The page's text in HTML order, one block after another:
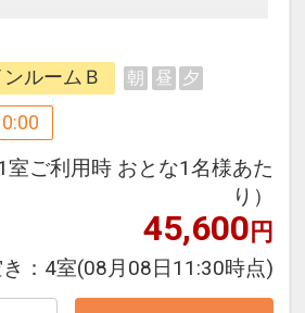
ン」と「朝食付プラン」
ます。
ラン」と「朝食付プラ
【食事条
確認のうえ、予約にお進
００）・アーリーチェッ
００（通常１１：００）
ランです。
の時間後にチェックアウ
、ホテルの正規料金をい
ご注意ください。
予約をお受けすることは
ルームＢ 朝 昼 夕
1室ご利用時 おとな1名様あた
り）
45,600円
： 4室(08月08日11:30時点)